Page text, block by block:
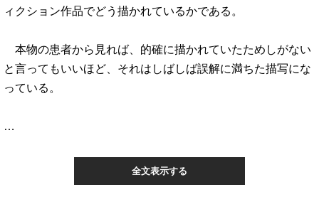
ィクション作品でどう描かれているかである。
本物の患者から見れば、的確に描かれていたためしがない
と言ってもいいほど、それはしばしば誤解に満ちた描写にな
っている。
…
全文表示する